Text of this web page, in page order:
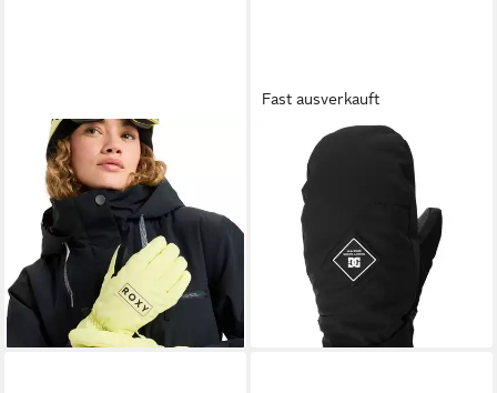
ROXY
Snowboardhandschuhe
Freshfield
27,99 €
50,00 €
-44%
lieferbar - in 9-11 Werktagen bei
dir
+1
Fast ausverkauft
DC SHOES
Snowboardhandschuhe
Franchise
19,99 €
lieferbar - in 1-2 Werktagen bei dir